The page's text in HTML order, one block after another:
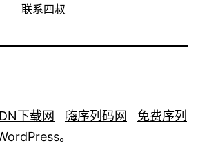
联系四叔
下载网 嗨序列码网
免费序列
。